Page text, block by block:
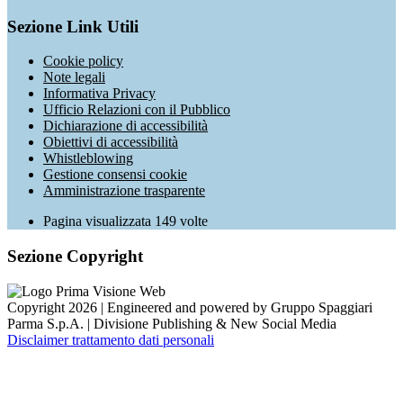
Sezione Link Utili
Cookie policy
Note legali
Informativa Privacy
Ufficio Relazioni con il Pubblico
Dichiarazione di accessibilità
Obiettivi di accessibilità
Whistleblowing
Gestione consensi cookie
Amministrazione trasparente
Pagina visualizzata 149 volte
Sezione Copyright
Copyright 2026 | Engineered and powered by Gruppo Spaggiari
Parma S.p.A. | Divisione Publishing & New Social Media
Disclaimer trattamento dati personali